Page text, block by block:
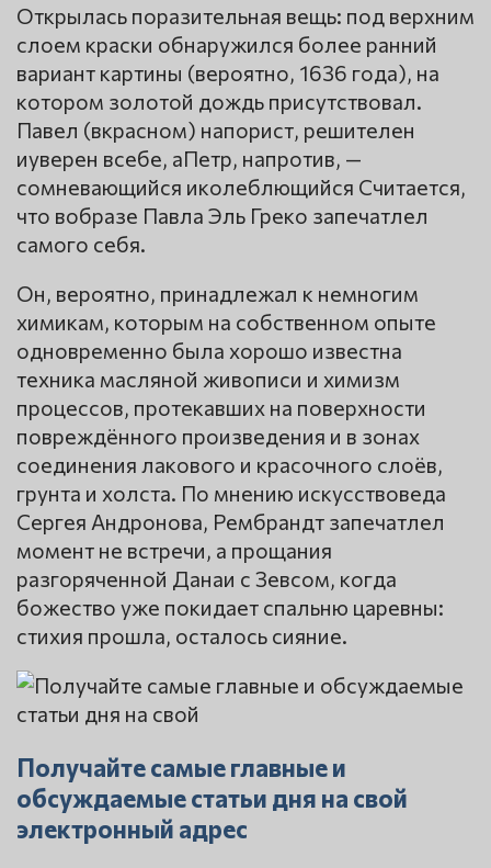
Открылась поразительная вещь: под верхним
слоем краски обнаружился более ранний
вариант картины (вероятно, 1636 года), на
котором золотой дождь присутствовал.
Павел (вкрасном) напорист, решителен
иуверен всебе, аПетр, напротив, —
сомневающийся иколеблющийся Считается,
что вобразе Павла Эль Греко запечатлел
самого себя.
Он, вероятно, принадлежал к немногим
химикам, которым на собственном опыте
одновременно была хорошо известна
техника масляной живописи и химизм
процессов, протекавших на поверхности
повреждённого произведения и в зонах
соединения лакового и красочного слоёв,
грунта и холста. По мнению искусствоведа
Сергея Андронова, Рембрандт запечатлел
момент не встречи, а прощания
разгоряченной Данаи с Зевсом, когда
божество уже покидает спальню царевны:
стихия прошла, осталось сияние.
Получайте самые главные и
обсуждаемые статьи дня на свой
электронный адрес